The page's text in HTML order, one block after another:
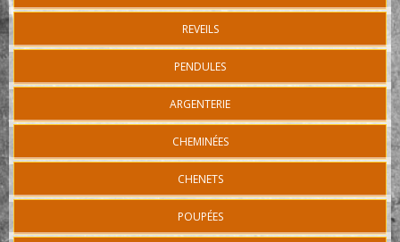
REVEILS
PENDULES
ARGENTERIE
CHEMINÉES
CHENETS
POUPÉES